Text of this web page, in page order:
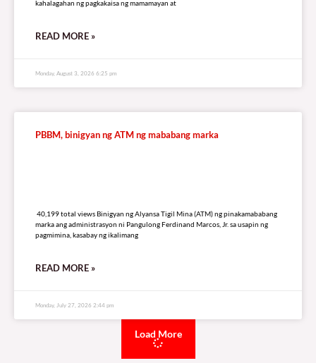
kahalagahan ng pagkakaisa ng mamamayan at
READ MORE »
Monday, August 3, 2026 6:25 pm
PBBM, binigyan ng ATM ng mababang marka
40,199 total views Binigyan ng Alyansa Tigil Mina (ATM) ng pinakamababang
marka ang administrasyon ni Pangulong Ferdinand Marcos, Jr. sa usapin ng
pagmimina, kasabay ng ikalimang
READ MORE »
Monday, July 27, 2026 2:44 pm
Load More